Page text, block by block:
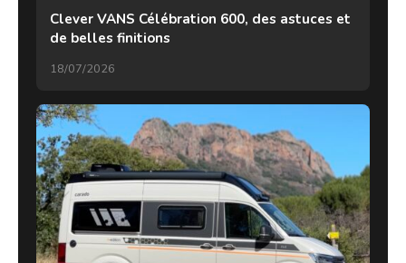
Clever VANS Célébration 600, des astuces et
de belles finitions
18/07/2026